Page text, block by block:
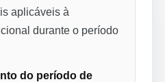
aplicáveis à
durante o período
do período de